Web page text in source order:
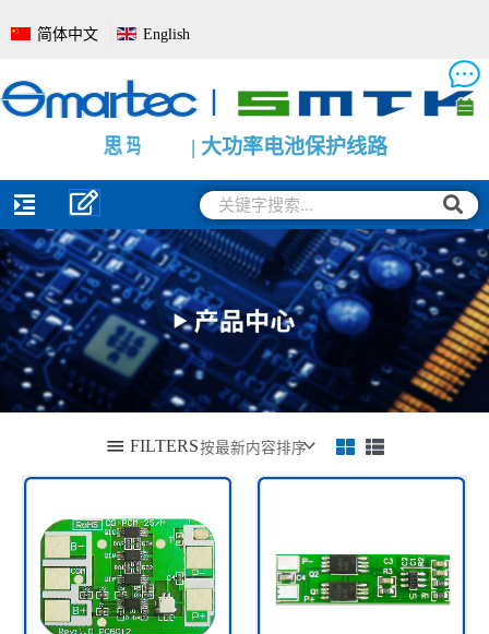
至
容
简体中文 English
思玛 | 电池管理系统全面解决
思玛 | 大功率电池保护线路模
思玛 | 电池电量监测保护板
搜
索
搜
索
FILTERS